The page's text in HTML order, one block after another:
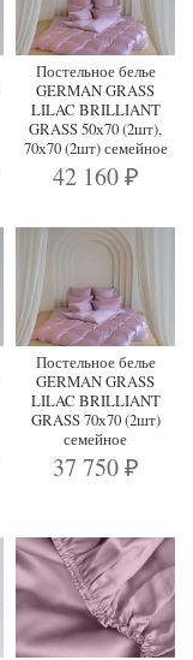
Постельное белье
GERMAN GRASS
LILAC BRILLIANT
GRASS 50х70 (2шт),
70х70 (2шт) семейное
42 160 ₽
Постельное белье
GERMAN GRASS
LILAC BRILLIANT
GRASS 70х70 (2шт)
семейное
37 750 ₽